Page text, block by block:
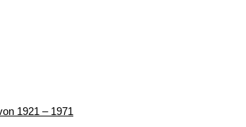
1921 – 1971